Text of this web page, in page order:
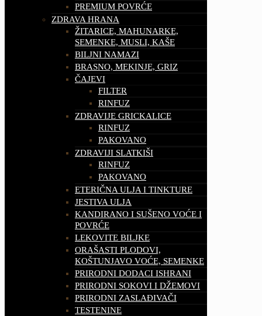
PREMIUM POVRĆE
ZDRAVA HRANA
ŽITARICE, MAHUNARKE,
SEMENKE, MUSLI, KAŠE
BILJNI NAMAZI
BRASNO, MEKINJE, GRIZ
ČAJEVI
FILTER
RINFUZ
ZDRAVIJE GRICKALICE
RINFUZ
PAKOVANO
ZDRAVIJI SLATKIŠI
RINFUZ
PAKOVANO
ETERIČNA ULJA I TINKTURE
JESTIVA ULJA
KANDIRANO I SUŠENO VOĆE I
POVRĆE
LEKOVITE BILJKE
ORAŠASTI PLODOVI,
KOŠTUNJAVO VOĆE, SEMENKE
PRIRODNI DODACI ISHRANI
PRIRODNI SOKOVI I DŽEMOVI
PRIRODNI ZASLAĐIVAČI
TESTENINE